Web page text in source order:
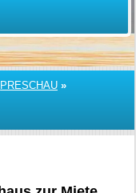
PRESCHAU »